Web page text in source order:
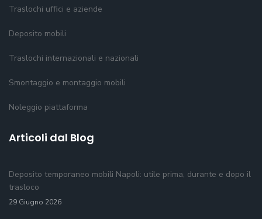
Traslochi uffici e aziende
Deposito mobili
Traslochi internazionali e nazionali
Smontaggio e montaggio mobili
Noleggio piattaforma
Articoli dal Blog
Deposito temporaneo mobili Napoli: utile prima, durante e dopo il
trasloco
29 Giugno 2026